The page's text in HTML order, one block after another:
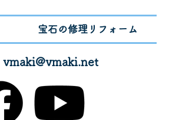
宝石の修理リフォーム
vmaki@vmaki.net